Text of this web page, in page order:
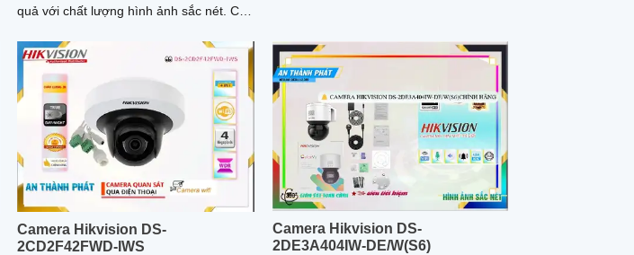
quả với chất lượng hình ảnh sắc nét. Có
Camera Hikvision DS-
2CD2F42FWD-IWS
Camera Hikvision DS-
2DE3A404IW-DE/W(S6)